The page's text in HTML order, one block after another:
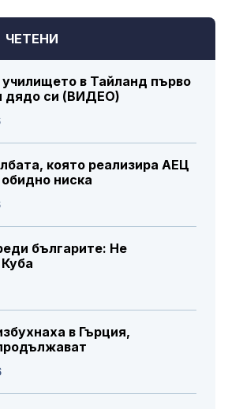
ЧЕТЕНИ
в Тайланд първо
дядо си (ВИДЕО)
която реализира АЕЦ
ниска
българите: Не
в Гърция,